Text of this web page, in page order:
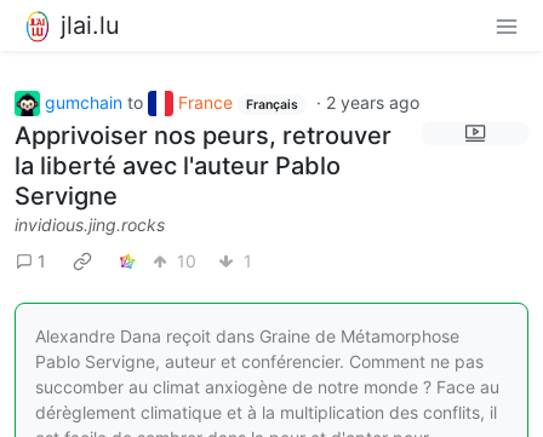
jlai.lu
gumchain to France Français · 2 years ago
Apprivoiser nos peurs, retrouver
la liberté avec l'auteur Pablo
Servigne
invidious.jing.rocks
1
10 1
Alexandre Dana reçoit dans Graine de Métamorphose
Pablo Servigne, auteur et conférencier. Comment ne pas
succomber au climat anxiogène de notre monde ? Face au
dérèglement climatique et à la multiplication des conflits, il